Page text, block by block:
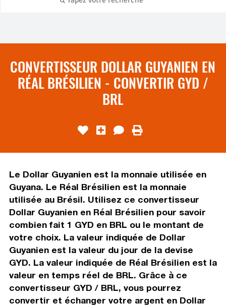
CONVERTISSEUR DOLLAR GUYANIEN EN
RÉAL BRÉSILIEN - CONVERTIR GYD /
BRL
Le Dollar Guyanien est la monnaie utilisée en
Guyana. Le Réal Brésilien est la monnaie
utilisée au Brésil. Utilisez ce convertisseur
Dollar Guyanien en Réal Brésilien pour savoir
combien fait 1 GYD en BRL ou le montant de
votre choix. La valeur indiquée de Dollar
Guyanien est la valeur du jour de la devise
GYD. La valeur indiquée de Réal Brésilien est la
valeur en temps réel de BRL. Grâce à ce
convertisseur GYD / BRL, vous pourrez
convertir et échanger votre argent en Dollar